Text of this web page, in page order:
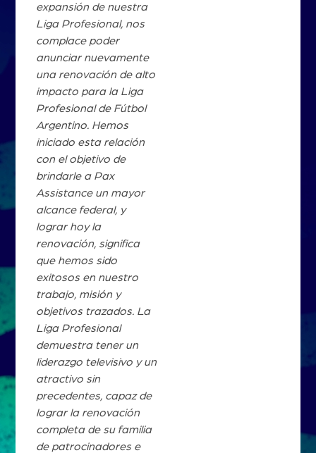
expansión de nuestra
Liga Profesional, nos
complace poder
anunciar nuevamente
una renovación de alto
impacto para la Liga
Profesional de Fútbol
Argentino. Hemos
iniciado esta relación
con el objetivo de
brindarle a Pax
Assistance un mayor
alcance federal, y
lograr hoy la
renovación, significa
que hemos sido
exitosos en nuestro
trabajo, misión y
objetivos trazados. La
Liga Profesional
demuestra tener un
liderazgo televisivo y un
atractivo sin
precedentes, capaz de
lograr la renovación
completa de su familia
de patrocinadores e